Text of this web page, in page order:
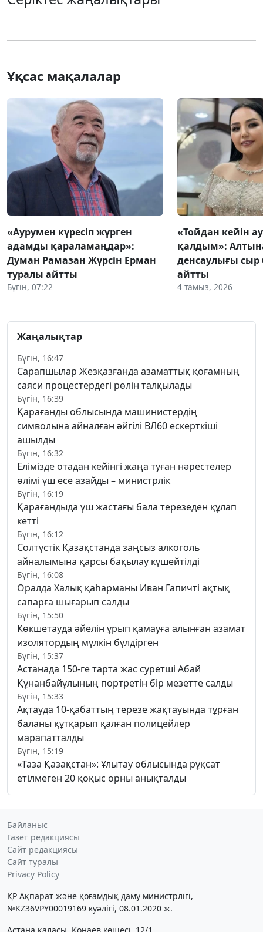
Ұқсас мақалалар
«Аурумен күресіп жүрген
адамды қараламаңдар»:
Думан Рамазан Жүрсін Ерман
туралы айтты
Бүгін, 07:22
«Тойдан кейін
қалдым»:
денсаулығы сыр
айтты
4 тамыз, 2026
Жаңалықтар
Бүгін, 16:47
Сарапшылар Жезқазғанда азаматтық қоғамның
саяси процестердегі рөлін талқылады
Бүгін, 16:39
Қарағанды облысында машинистердің
символына айналған әйгілі ВЛ60 ескерткіші
ашылды
Бүгін, 16:32
Елімізде отадан кейінгі жаңа туған нәрестелер
өлімі үш есе азайды – министрлік
Бүгін, 16:19
Қарағандыда үш жастағы бала терезеден құлап
кетті
Бүгін, 16:12
Солтүстік Қазақстанда заңсыз алкоголь
айналымына қарсы бақылау күшейтілді
Бүгін, 16:08
Оралда Халық қаһарманы Иван Гапичті ақтық
сапарға шығарып салды
Бүгін, 15:50
Көкшетауда әйелін ұрып қамауға алынған азамат
изолятордың мүлкін бүлдірген
Бүгін, 15:37
Астанада 150-ге тарта жас суретші Абай
Құнанбайұлының портретін бір мезетте салды
Бүгін, 15:33
Ақтауда 10-қабаттың терезе жақтауында тұрған
баланы құтқарып қалған полицейлер
марапатталды
Бүгін, 15:19
«Таза Қазақстан»: Ұлытау облысында рұқсат
етілмеген 20 қоқыс орны анықталды
Байланыс
Газет редакциясы
Сайт редакциясы
Сайт туралы
Privacy Policy
ҚР Ақпарат және қоғамдық даму министрлігі,
№KZ36VPY00019169 куәлігі, 08.01.2020 ж.